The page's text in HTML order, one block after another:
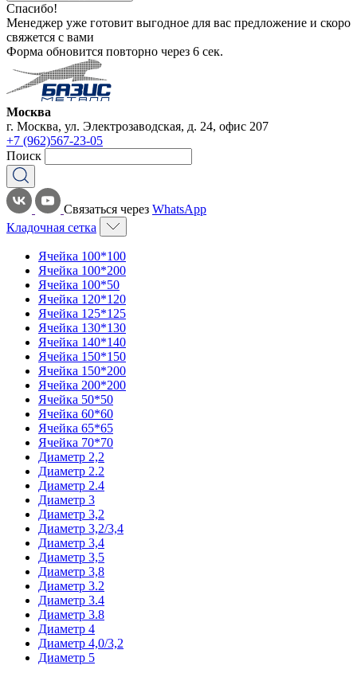
Спасибо!
Менеджер уже готовит выгодное для вас предложение и скоро
свяжется с вами
Форма обновится повторно через 6 сек.
Москва
г. Москва, ул. Электрозаводская, д. 24, офис 207
+7 (962)567-23-05
Поиск
Связаться через WhatsApp
Кладочная сетка
Ячейка 100*100
Ячейка 100*200
Ячейка 100*50
Ячейка 120*120
Ячейка 125*125
Ячейка 130*130
Ячейка 140*140
Ячейка 150*150
Ячейка 150*200
Ячейка 200*200
Ячейка 50*50
Ячейка 60*60
Ячейка 65*65
Ячейка 70*70
Диаметр 2,2
Диаметр 2.2
Диаметр 2.4
Диаметр 3
Диаметр 3,2
Диаметр 3,2/3,4
Диаметр 3,4
Диаметр 3,5
Диаметр 3,8
Диаметр 3.2
Диаметр 3.4
Диаметр 3.8
Диаметр 4
Диаметр 4,0/3,2
Диаметр 5